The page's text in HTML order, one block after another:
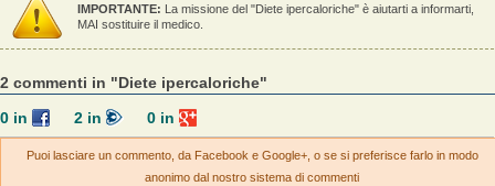
IMPORTANTE: La missione del "Diete ipercaloriche" è aiutarti a informarti,
MAI sostituire il medico.
2 commenti in "Diete ipercaloriche"
0in 2in 0 in
Puoi lasciare un commento, da Facebook e Google+, o se si preferisce farlo in modo
anonimo dal nostro sistema di commenti